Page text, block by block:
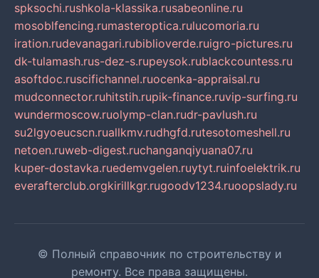
spksochi.rushkola-klassika.rusabeonline.ru
mosoblfencing.rumasteroptica.rulucomoria.ru
iration.rudevanagari.rubiblioverde.ruigro-pictures.ru
dk-tulamash.rus-dez-s.rupeysok.rublackcountess.ru
asoftdoc.ruscifichannel.ruocenka-appraisal.ru
mudconnector.ruhitstih.rupik-finance.ruvip-surfing.ru
wundermoscow.ruolymp-clan.rudr-pavlush.ru
su2lgyoeucscn.ruallkmv.rudhgfd.rutesotomeshell.ru
netoen.ruweb-digest.ruchanganqiyuana07.ru
kuper-dostavka.ruedemvgelen.ruytyt.ruinfoelektrik.ru
everafterclub.orgkirillkgr.rugoodv1234.ruoopslady.ru
© Полный справочник по строительству и
ремонту. Все права защищены.